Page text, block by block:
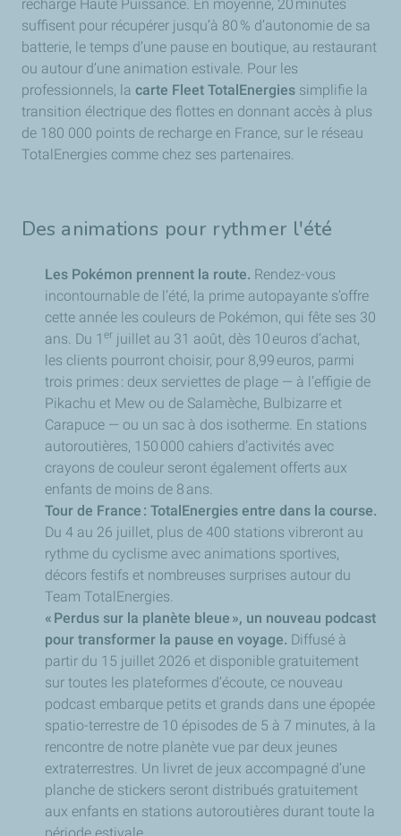
recharge Haute Puissance. En moyenne, 20 minutes
suffisent pour récupérer jusqu’à 80 % d’autonomie de sa
batterie, le temps d’une pause en boutique, au restaurant
ou autour d’une animation estivale. Pour les
professionnels, la carte Fleet TotalEnergies simplifie la
transition électrique des flottes en donnant accès à plus
de 180 000 points de recharge en France, sur le réseau
TotalEnergies comme chez ses partenaires.
Des animations pour rythmer l'été
Les Pokémon prennent la route. Rendez-vous
incontournable de l’été, la prime autopayante s’offre
cette année les couleurs de Pokémon, qui fête ses 30
ans. Du 1 er juillet au 31 août, dès 10 euros d’achat,
les clients pourront choisir, pour 8,99 euros, parmi
trois primes : deux serviettes de plage — à l’effigie de
Pikachu et Mew ou de Salamèche, Bulbizarre et
Carapuce — ou un sac à dos isotherme. En stations
autoroutières, 150 000 cahiers d’activités avec
crayons de couleur seront également offerts aux
enfants de moins de 8 ans.
Tour de France : TotalEnergies entre dans la course.
Du 4 au 26 juillet, plus de 400 stations vibreront au
rythme du cyclisme avec animations sportives,
décors festifs et nombreuses surprises autour du
Team TotalEnergies.
« Perdus sur la planète bleue », un nouveau podcast
pour transformer la pause en voyage. Diffusé à
partir du 15 juillet 2026 et disponible gratuitement
sur toutes les plateformes d’écoute, ce nouveau
podcast embarque petits et grands dans une épopée
spatio-terrestre de 10 épisodes de 5 à 7 minutes, à la
rencontre de notre planète vue par deux jeunes
extraterrestres. Un livret de jeux accompagné d’une
planche de stickers seront distribués gratuitement
aux enfants en stations autoroutières durant toute la